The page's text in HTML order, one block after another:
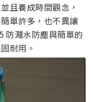
且養成時間觀念，
單許多，也不異讓
防濺水防塵與簡單的
耐用。